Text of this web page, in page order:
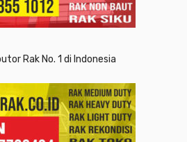
Rak No. 1 di Indonesia